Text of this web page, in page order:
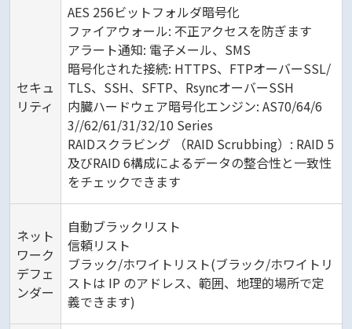
セキュ
リティ
AES 256ビットフォルダ暗号化
ファイアウォール: 不正アクセスを防ぎます
アラート通知: 電子メール、SMS
暗号化された接続: HTTPS、FTPオーバーSSL/
TLS、SSH、SFTP、RsyncオーバーSSH
内臓ハードウェア暗号化エンジン: AS70/64/6
3//62/61/31/32/10 Series
RAIDスクラビング （RAID Scrubbing）: RAID 5
及びRAID 6構成によるデータの整合性と一致性
をチェックできます
ネット
ワーク
デフェ
ンダー
自動ブラックリスト
信頼リスト
ブラック/ホワイトリスト(ブラック/ホワイトリ
ストは IP のアドレス、範囲、地理的場所で定
義できます)